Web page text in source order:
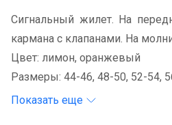
Сигнальный жилет. На
кармана с клапанами. На
Цвет: лимон, оранжевый
Размеры: 44-46, 48-50, 52-54,
Показать еще